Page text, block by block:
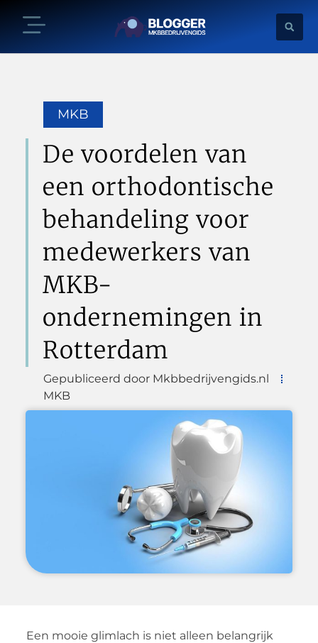
MKB
De voordelen van
een orthodontische
behandeling voor
medewerkers van
MKB-
ondernemingen in
Rotterdam
Gepubliceerd door Mkbbedrijvengids.nl
MKB
Een mooie glimlach is niet alleen belangrijk